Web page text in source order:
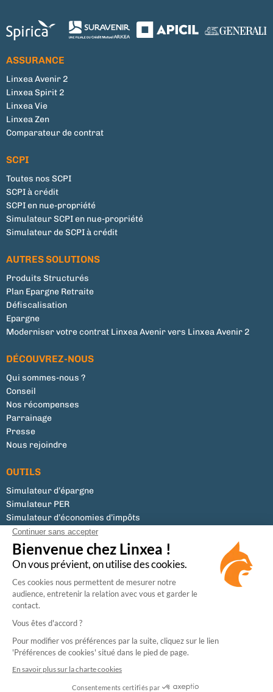
ASSURANCE
Linxea Avenir 2
Linxea Spirit 2
Linxea Vie
Linxea Zen
Comparateur de contrat
SCPI
Toutes nos SCPI
SCPI à crédit
SCPI en nue-propriété
Simulateur SCPI en nue-propriété
Simulateur de SCPI à crédit
AUTRES SOLUTIONS
Produits Structurés
Plan Epargne Retraite
Défiscalisation
Epargne
Moderniser votre contrat Linxea Avenir vers Linxea Avenir 2
DÉCOUVREZ-NOUS
Qui sommes-nous ?
Conseil
Nos récompenses
Parrainage
Presse
Nous rejoindre
OUTILS
Simulateur d’épargne
Simulateur PER
Simulateur d’économies d’impôts
Tous les documents
Liste des supports
Modifier mes préférences de cookies
Conseiller en Investissements Financiers (CIF)
Membre de la CNCGP, association professionnelle agréée par l’Autorité des Marchés
Financiers (AMF).
par l’Autorité de Contrôle Prudentiel et de Résolution (ACPR).